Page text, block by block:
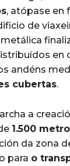
, atópase en
de
en
andéns
cubertas.
a
1.500
da zona
para o